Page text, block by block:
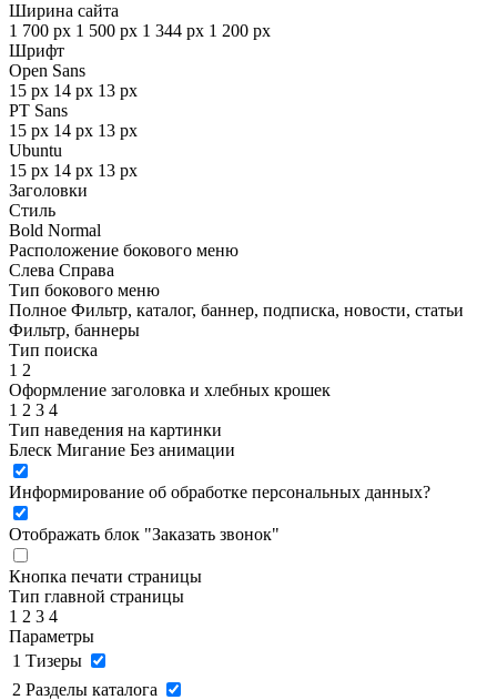
Ширина сайта
1 700 px 1 500 px 1 344 px 1 200 px
Шрифт
Open Sans
15 px 14 px 13 px
PT Sans
15 px 14 px 13 px
Ubuntu
15 px 14 px 13 px
Заголовки
Стиль
Bold Normal
Расположение бокового меню
Слева Справа
Тип бокового меню
Полное Фильтр, каталог, баннер, подписка, новости, статьи
Фильтр, баннеры
Тип поиска
1 2
Оформление заголовка и хлебных крошек
1 2 3 4
Тип наведения на картинки
Блеск Мигание Без анимации
Информирование об обработке персональных данных?
Отображать блок "Заказать звонок"
Кнопка печати страницы
Тип главной страницы
1 2 3 4
Параметры
1 Тизеры
2 Разделы каталога